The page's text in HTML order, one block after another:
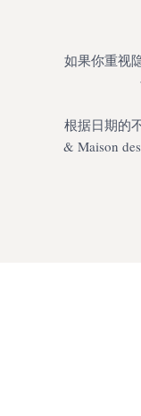
如果你重视
根据日期的
& Maison